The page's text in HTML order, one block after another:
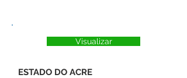
Visualizar
ESTADO DO ACRE